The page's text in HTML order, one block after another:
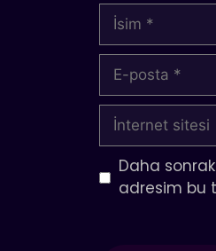
İsim
posta
İnternet
sitesi
Daha
adresim bu